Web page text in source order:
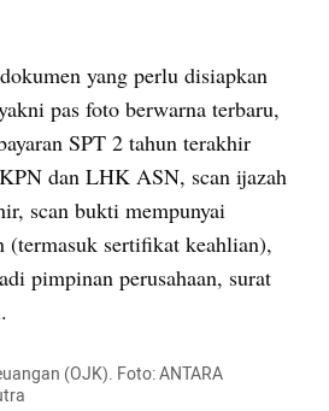
yang perlu disiapkan
pas foto berwarna terbaru,
SPT 2 tahun terakhir
dan LHK ASN, scan ijazah
scan bukti mempunyai
(termasuk sertifikat keahlian),
pimpinan perusahaan, surat
(OJK). Foto: ANTARA